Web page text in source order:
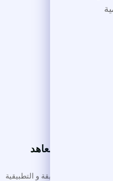
الكليات والمعاهد
كلية العلوم الدقيقة و التطبيقية